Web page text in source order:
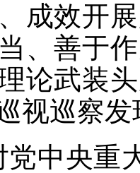
成效开
、善于
论武装
视巡察
央重大